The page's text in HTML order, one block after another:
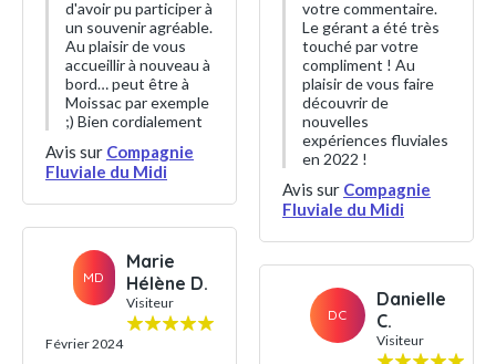
d'avoir pu participer à
un souvenir agréable.
Au plaisir de vous
accueillir à nouveau à
bord… peut être à
Moissac par exemple
;) Bien cordialement
Avis sur Compagnie
Fluviale du Midi
MD
Marie
Hélène D.
Visiteur
Février 2024
votre commentaire.
Le gérant a été très
touché par votre
compliment ! Au
plaisir de vous faire
découvrir de
nouvelles
expériences fluviales
en 2022 !
Avis sur Compagnie
Fluviale du Midi
DC
Danielle
C.
Visiteur